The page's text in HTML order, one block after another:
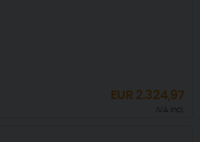
EUR 2.324,97
IVA incl.